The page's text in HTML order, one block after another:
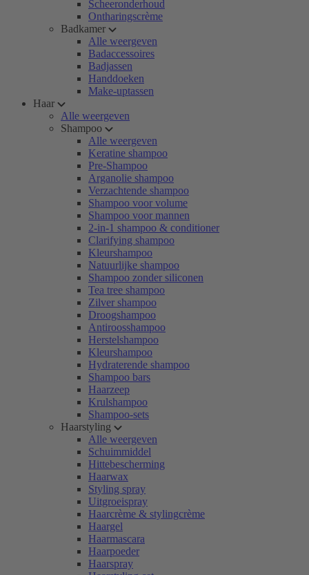
Scheeronderhoud
Ontharingscrème
Badkamer
Alle weergeven
Badaccessoires
Badjassen
Handdoeken
Make-uptassen
Haar
Alle weergeven
Shampoo
Alle weergeven
Keratine shampoo
Pre-Shampoo
Arganolie shampoo
Verzachtende shampoo
Shampoo voor volume
Shampoo voor mannen
2-in-1 shampoo & conditioner
Clarifying shampoo
Kleurshampoo
Natuurlijke shampoo
Shampoo zonder siliconen
Tea tree shampoo
Zilver shampoo
Droogshampoo
Antiroosshampoo
Herstelshampoo
Kleurshampoo
Hydraterende shampoo
Shampoo bars
Haarzeep
Krulshampoo
Shampoo-sets
Haarstyling
Alle weergeven
Schuimmiddel
Hittebescherming
Haarwax
Styling spray
Uitgroeispray
Haarcrème & stylingcrème
Haargel
Haarmascara
Haarpoeder
Haarspray